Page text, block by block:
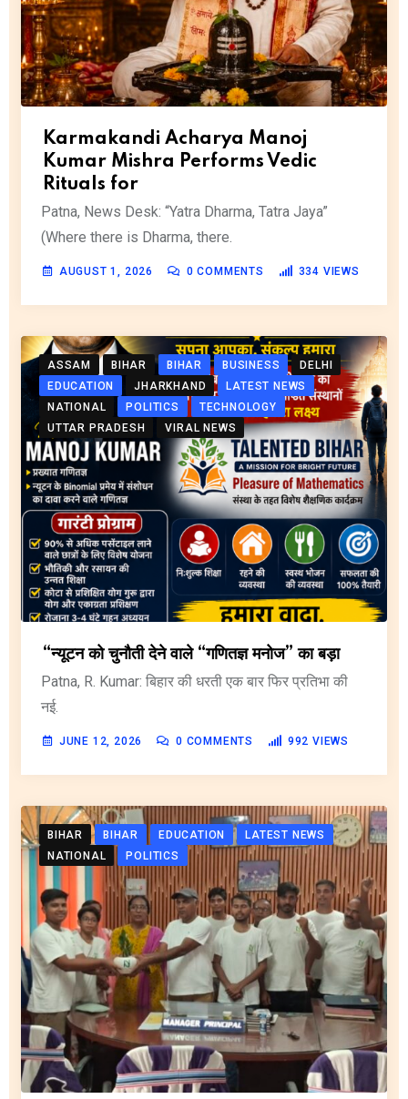
Karmakandi Acharya Manoj
Kumar Mishra Performs Vedic
Rituals for
Patna, News Desk: “Yatra Dharma, Tatra Jaya”
(Where there is Dharma, there.
AUGUST 1, 2026 0 COMMENTS 334 VIEWS
ASSAM BIHAR BIHAR BUSINESS
DELHI
EDUCATION
JHARKHAND
LATEST NEWS
NATIONAL
POLITICS
TECHNOLOGY
UTTAR PRADESH
VIRAL NEWS
“न्यूटन को चुनौती देने वाले “गणितज्ञ मनोज” का बड़ा
Patna, R. Kumar: बिहार की धरती एक बार फिर प्रतिभा की
नई.
JUNE 12, 2026 0 COMMENTS 992 VIEWS
BIHAR BIHAR EDUCATION
LATEST NEWS
NATIONAL
POLITICS